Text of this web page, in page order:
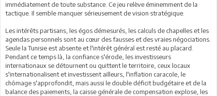
immédiatement de toute substance. Ce jeu relève éminemment de la
tactique. Il semble manquer sérieusement de vision stratégique.
Les intérêts partisans, les égos démesurés, les calculs de chapelles et les
agendas personnels sont au cœur des fausses et des vraies négociations.
Seule la Tunisie est absente et l'intérêt général est resté au placard.
Pendant ce temps là, la confiance s'érode, les investisseurs
internationaux se détournent ou quittent le territoire, ceux locaux
s'internationalisent et investissent ailleurs, l'inflation caracole, le
chômage s'approfondit, mais aussi le double déficit budgétaire et de la
balance des paiements, la caisse générale de compensation explose, les